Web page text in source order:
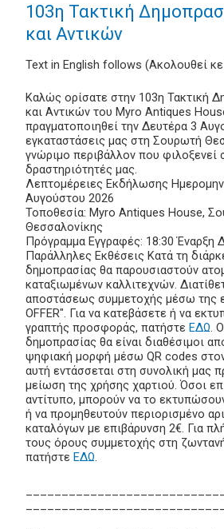
103η Τακτική
και Αντικών
Text in English follows (Ακολουθεί
Καλώς ορίσατε στην 103η Τακτική
και Αντικών του Myro Antiques
πραγματοποιηθεί την Δευτέρα 3
εγκαταστάσεις μας στη Σουρωτή
γνώριμο περιβάλλον που φιλοξενεί
δραστηριότητές μας.
Λεπτομέρειες Εκδήλωσης
Αυγούστου 2026
Τοποθεσία: Myro Antiques House,
Θεσσαλονίκης
Πρόγραμμα Εγγραφές: 18:30 Έναρξη
Παράλληλες Εκθέσεις Κατά τη
δημοπρασίας θα παρουσιαστούν
καταξιωμένων καλλιτεχνών.
αποστάσεως συμμετοχής μέσω της
OFFER". Για να κατεβάσετε ή να
γραπτής προσφοράς, πατήστε ΕΔΩ.
δημοπρασίας θα είναι διαθέσιμοι
ψηφιακή μορφή μέσω QR codes
αυτή εντάσσεται στη συνολική μας
μείωση της χρήσης χαρτιού. Όσοι
αντίτυπο, μπορούν να το
ή να προμηθευτούν περιορισμένο
καταλόγων με επιβάρυνση 2€. Για
τους όρους συμμετοχής στη
πατήστε ΕΔΩ.